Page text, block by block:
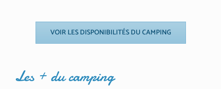
VOIR LES DISPONIBILITÉS DU CAMPING
Les + du camping